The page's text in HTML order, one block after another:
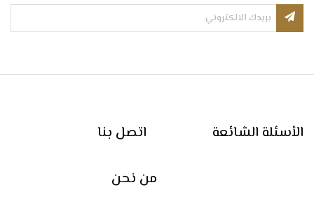
اتصل بنا الأسئلة الشائعة
من نحن